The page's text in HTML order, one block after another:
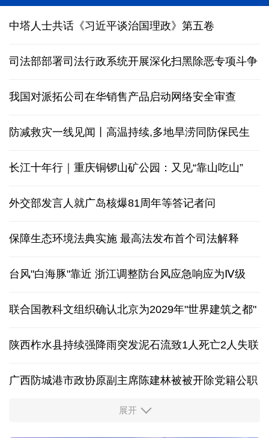
中塔人士共话《习近平谈治国理政》第五卷
司法部部署司法行政系统开展深化扫黑除恶专项斗争
我国对派拓公司在华销售产品启动网络安全审查
防减救灾一线见闻丨高温持续,多地旱涝同防保民生
长江十年行｜重庆铜锣山矿公园：又见“靠山吃山”
外交部发言人就广岛核爆81周年等答记者问
保障生态环境法典实施 最高法发布首个司法解释
台风"白海豚"靠近 浙江调整防台风应急响应为Ⅳ级
联合国教科文组织确认北京为2029年"世界建筑之都"
陕西柞水县持续强降雨突发泥石流致1人死亡2人失联
广西防城港市政协原副主席陈建林被被开除党籍公职
中国多地出台带薪休假新政 释放消费潜力
展开